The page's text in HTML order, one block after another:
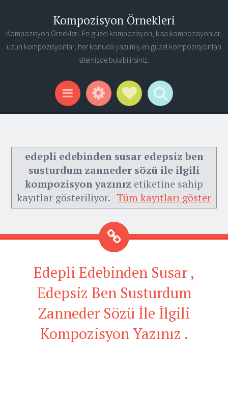
Kompozisyon Örnekleri
Kompozisyon Örnekleri. En güzel kompozisyon, kısa kompozisyonlar,
uzun kompozisyonlar, her konuda yazılmış en güzel kompozisyonları
sitemizde bulabilirsiniz.
Menu WidgetsSocial Links
Search
edepli edebinden susar edepsiz ben
susturdum zanneder sözü ile ilgili
kompozisyon yazınız etiketine sahip
kayıtlar gösteriliyor. Tüm kayıtları göster
Edepli Edebinden Susar ,
Edepsiz Ben Susturdum
Zanneder Sözü İle İlgili
Kompozisyon Yazınız .